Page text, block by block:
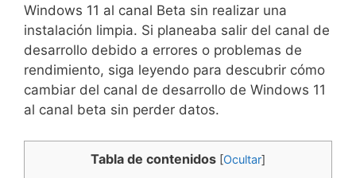
Windows 11 al canal Beta sin realizar una
instalación limpia. Si planeaba salir del canal de
desarrollo debido a errores o problemas de
rendimiento, siga leyendo para descubrir cómo
cambiar del canal de desarrollo de Windows 11
al canal beta sin perder datos.
Tabla de contenidos [Ocultar]